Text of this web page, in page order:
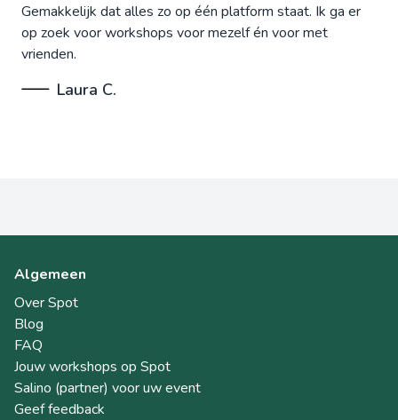
Gemakkelijk dat alles zo op één platform staat. Ik ga er
op zoek voor workshops voor mezelf én voor met
vrienden.
Laura C.
Algemeen
Over Spot
Blog
FAQ
Jouw workshops op Spot
Salino (partner) voor uw event
Geef feedback